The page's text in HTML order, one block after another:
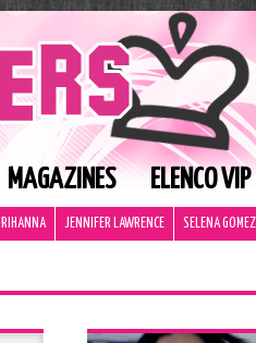
MAGAZINES ELENCO VIP
RIHANNA JENNIFER LAWRENCE SELENA GOMEZ